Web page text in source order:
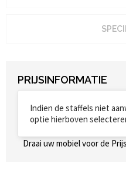
PRIJSINFORMATIE
Indien de staffels niet
optie hierboven
Draai uw mobiel voor de